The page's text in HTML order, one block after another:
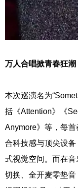
万人合唱掀青春狂
本次巡演名为
括《Attention》《
Anymore》等，每
合科技感与顶尖设备
式视觉空间。而在
切换、全开麦零垫